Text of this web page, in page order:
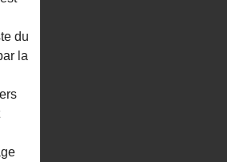
du
la